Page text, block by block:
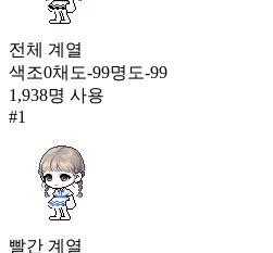
다즐링 티타임(여)
105
달빛 풍류(남)
915
전설의 타이즈(남)
전체 계열
색조0채도-99명도-99
1,938명 사용
#1
빨간 계열